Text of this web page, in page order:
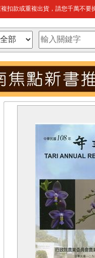
扣款或重複出貨，請您千萬不要